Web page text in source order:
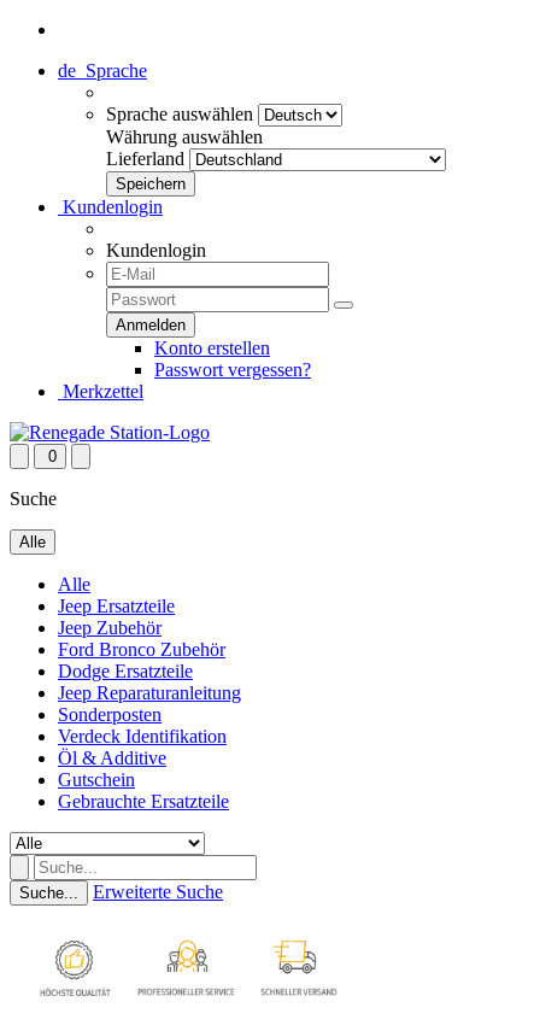
de Sprache
Sprache auswählen
Währung auswählen
Lieferland
Kundenlogin
Kundenlogin
Konto erstellen
Passwort vergessen?
Merkzettel
0
Suche
Alle
Alle
Jeep Ersatzteile
Jeep Zubehör
Ford Bronco Zubehör
Dodge Ersatzteile
Jeep Reparaturanleitung
Sonderposten
Verdeck Identifikation
Öl & Additive
Gutschein
Gebrauchte Ersatzteile
Suche... Erweiterte Suche